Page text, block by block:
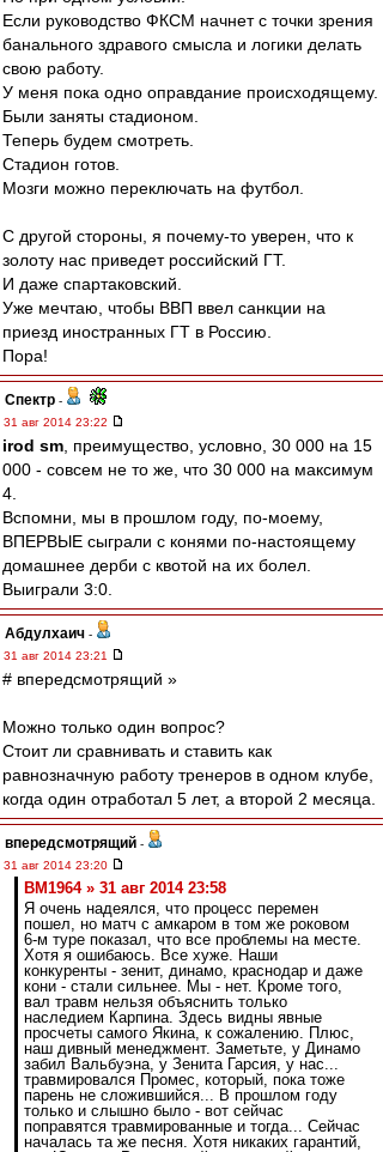
Если руководство ФКСМ начнет с точки зрения
банального здравого смысла и логики делать
свою работу.
У меня пока одно оправдание происходящему.
Были заняты стадионом.
Теперь будем смотреть.
Стадион готов.
Мозги можно переключать на футбол.
С другой стороны, я почему-то уверен, что к
золоту нас приведет российский ГТ.
И даже спартаковский.
Уже мечтаю, чтобы ВВП ввел санкции на
приезд иностранных ГТ в Россию.
Пора!
Спектр -
31 авг 2014 23:22
irod sm , преимущество, условно, 30 000 на 15
000 - совсем не то же, что 30 000 на максимум
4.
Вспомни, мы в прошлом году, по-моему,
ВПЕРВЫЕ сыграли с конями по-настоящему
домашнее дерби с квотой на их болел.
Выиграли 3:0.
Абдулхаич -
31 авг 2014 23:21
# впередсмотрящий »
Можно только один вопрос?
Стоит ли сравнивать и ставить как
равнозначную работу тренеров в одном клубе,
когда один отработал 5 лет, а второй 2 месяца.
впередсмотрящий -
31 авг 2014 23:20
BM1964 » 31 авг 2014 23:58
Я очень надеялся, что процесс перемен
пошел, но матч с амкаром в том же роковом
6-м туре показал, что все проблемы на месте.
Хотя я ошибаюсь. Все хуже. Наши
конкуренты - зенит, динамо, краснодар и даже
кони - стали сильнее. Мы - нет. Кроме того,
вал травм нельзя объяснить только
наследием Карпина. Здесь видны явные
просчеты самого Якина, к сожалению. Плюс,
наш дивный менеджмент. Заметьте, у Динамо
забил Вальбуэна, у Зенита Гарсия, у нас...
травмировался Промес, который, пока тоже
парень не сложившийся... В прошлом году
только и слышно было - вот сейчас
поправятся травмированные и тогда... Сейчас
началась та же песня. Хотя никаких гарантий,